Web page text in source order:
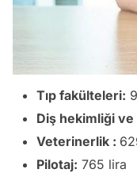
Tıp fakülteleri:
Diş hekimliği ve
Veterinerlik :
Pilotaj: 765 lira